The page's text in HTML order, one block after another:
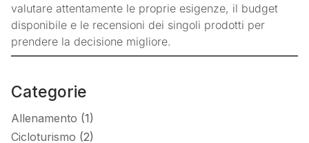
valutare attentamente le proprie esigenze, il budget
disponibile e le recensioni dei singoli prodotti per
prendere la decisione migliore.
Categorie
Allenamento (1)
Cicloturismo (2)